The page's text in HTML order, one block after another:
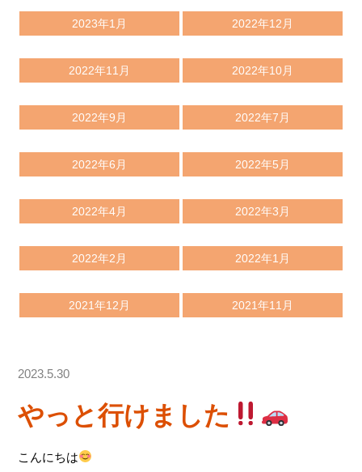
2023年1月 2022年12月
2022年11月 2022年10月
2022年9月 2022年7月
2022年6月 2022年5月
2022年4月 2022年3月
2022年2月 2022年1月
2021年12月 2021年11月
2023.5.30
やっと行けました
こんにちは